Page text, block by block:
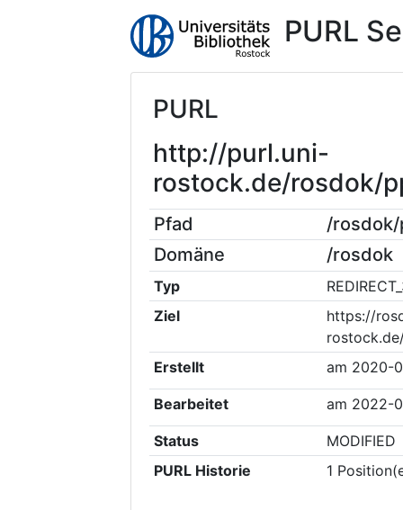
PURL
PURL
http://purl.uni-
rostock.de/rosdok/
Pfad
/
Domäne
/rosdok
Typ
Ziel
https://
Erstellt
am 2020-
Bearbeitet am 2022-
Status
MODIFIED
PURL Historie
1